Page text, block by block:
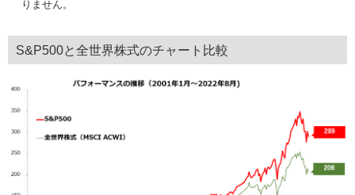
りません。
S&P500と全世界株式のチャート比較